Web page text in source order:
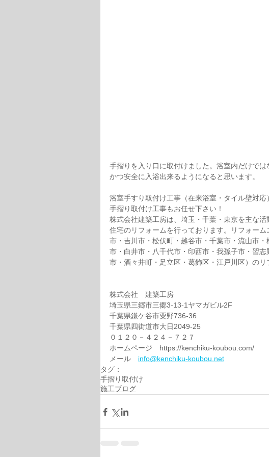
手摺りを入り口に取付けました。浴室内だけで
かつ安全に入浴出来るようになると思います。
浴室手すり取付け工事（在来浴室・タイル壁対応
手摺り取付け工事もお任せ下さい！
株式会社建築工房は、埼玉・千葉・東京を主な活
住宅のリフォームを行っております。リフォー
市・吉川市・松伏町・越谷市・千葉市・流山市
市・白井市・八千代市・印西市・我孫子市・習
市・酒々井町・足立区・葛飾区・江戸川区）のリ
株式会社　建築工房
埼玉県三郷市三郷3-13-1ヤマガビル2F
千葉県鎌ケ谷市粟野736-36
千葉県四街道市大日2049-25
０１２０－４２４－７２７
ホームページ　https://kenchiku-koubou.com/
メール info@kenchiku-koubou.net
タグ：
手摺り取付け
施工ブログ